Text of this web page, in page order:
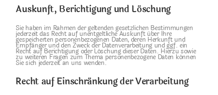
Auskunft, Berichtigung und Löschung
Sie haben im Rahmen der geltenden gesetzlichen Bestimmungen
jederzeit das Recht auf unentgeltliche Auskunft über Ihre
gespeicherten personenbezogenen Daten, deren Herkunft und
Empfänger und den Zweck der Datenverarbeitung und ggf. ein
Recht auf Berichtigung oder Löschung dieser Daten. Hierzu sowie
zu weiteren Fragen zum Thema personenbezogene Daten können
Sie sich jederzeit an uns wenden.
Recht auf Einschränkung der Verarbeitung